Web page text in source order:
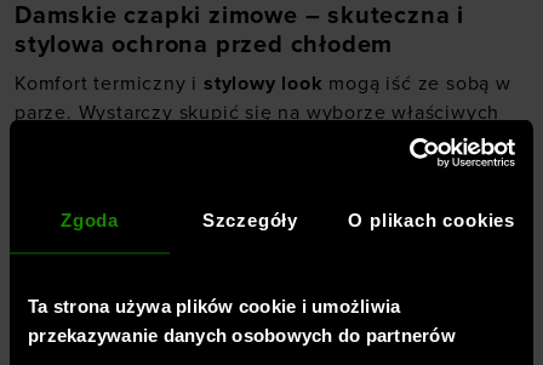
Zgoda Szczegóły O plikach cookies
Ta strona używa plików cookie i umożliwia
przekazywanie danych osobowych do partnerów
Damskie czapki zimowe – skuteczna i
stylowa ochrona przed chłodem
Komfort termiczny i stylowy look mogą iść ze sobą w
parze. Wystarczy skupić się na wyborze właściwych
elementów garderoby. Kobiety, które cenią atrakcyjny
design i funkcjonalność ubioru, w chłodniejsze dni
kurtkach. Olbrzymi wpływ na ochronę przed chłodem
mają też akcesoria. W sklepie internetowym
zimoweod renomowanych marek odzieżowych. Mamy
dla Ciebie bogatą gamę modeli dopasowanych do
Zobacz więcej
BLOG